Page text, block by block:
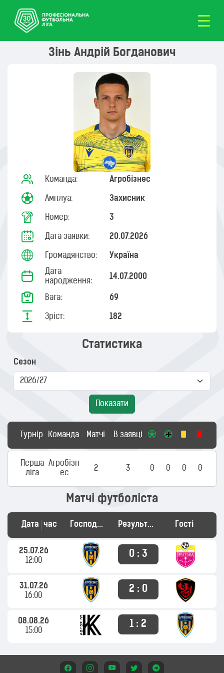
Зінь Андрій Богданович
Команда: Агробізнес
Амплуа: Захисник
Номер: 3
Дата заявки: 20.07.2026
Громадянство: Україна
Дата
народження:
14.07.2000
Вага: 69
Зріст: 182
Статистика
Сезон
Показати
Турнір Команда Матчі В заявці
Перша
ліга
Агробізн
ес
2 3 0 0 0 0
Матчі футболіста
Дата час Господарі Результат Гості
25.07.26
12:00
0 : 3
31.07.26
16:00
2 : 0
08.08.26
15:00
1 : 2